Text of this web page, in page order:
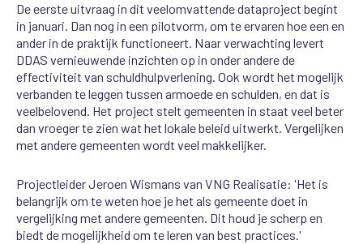
De eerste uitvraag in dit veelomvattende dataproject begint
in januari. Dan nog in een pilotvorm, om te ervaren hoe een en
ander in de praktijk functioneert. Naar verwachting levert
DDAS vernieuwende inzichten op in onder andere de
effectiviteit van schuldhulpverlening. Ook wordt het mogelijk
verbanden te leggen tussen armoede en schulden, en dat is
veelbelovend. Het project stelt gemeenten in staat veel beter
dan vroeger te zien wat het lokale beleid uitwerkt. Vergelijken
met andere gemeenten wordt veel makkelijker.
Projectleider Jeroen Wismans van VNG Realisatie: 'Het is
belangrijk om te weten hoe je het als gemeente doet in
vergelijking met andere gemeenten. Dit houd je scherp en
biedt de mogelijkheid om te leren van best practices.'